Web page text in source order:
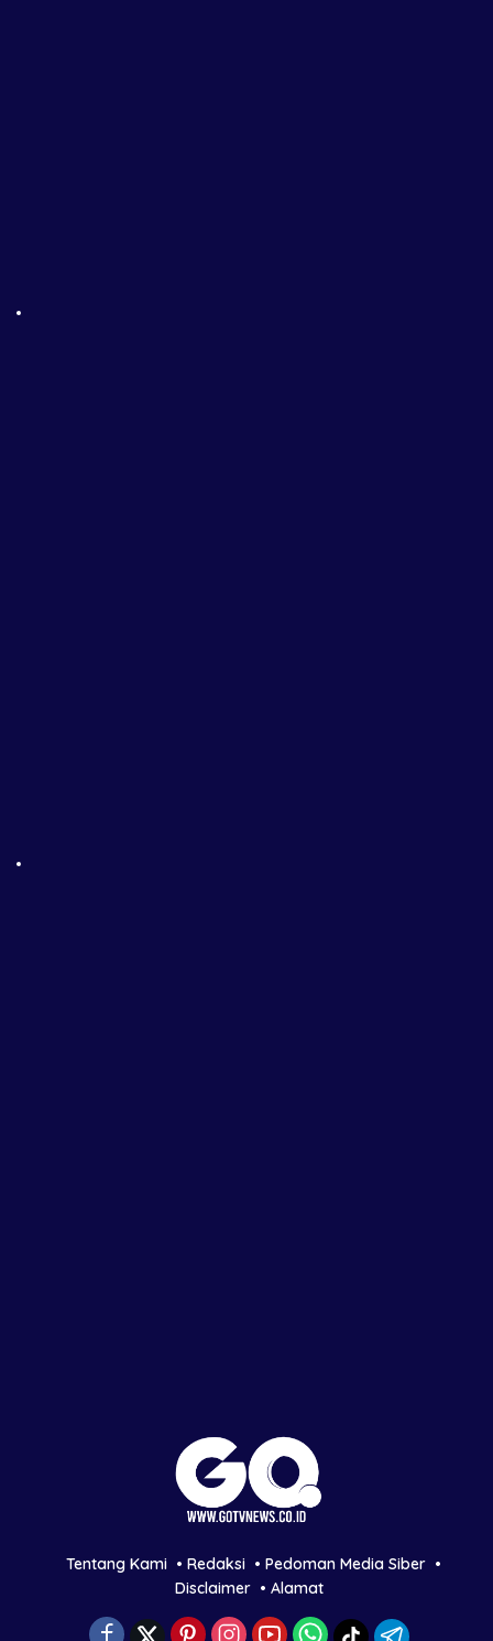
Tentang Kami Redaksi
Pedoman Media Siber
Disclaimer
Alamat